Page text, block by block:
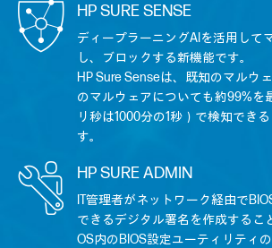
HP SURE SENSE
ディープラーニングAIを活用して
し、ブロックする新機能です。
HP Sure Senseは、既知のマルウ
のマルウェアについても約99%を
リ秒は1000分の1秒）で検知でき
す。
HP SURE ADMIN
IT管理者がネットワーク経由で
できるデジタル署名を作成するこ
OS内のBIOS設定ユーティリティ